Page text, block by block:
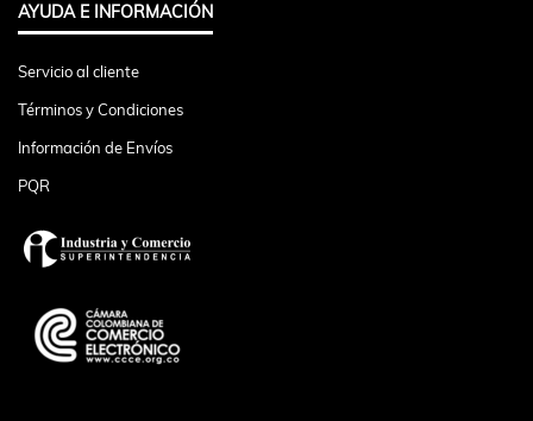
AYUDA E INFORMACIÓN
Servicio al cliente
Términos y Condiciones
Información de Envíos
PQR